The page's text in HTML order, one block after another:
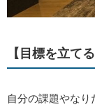
【目標を立て
自分の課題やな